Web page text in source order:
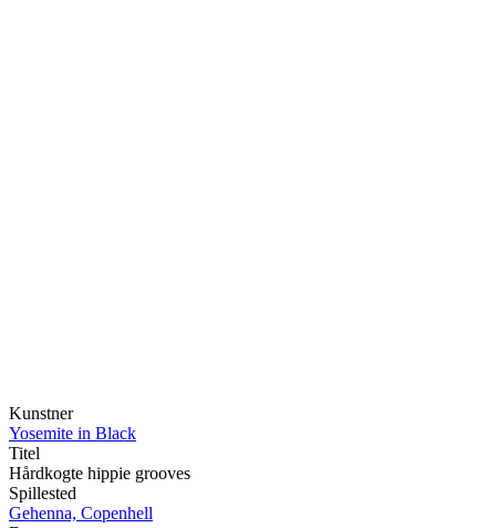
Kunstner
Yosemite in Black
Titel
Hårdkogte hippie grooves
Spillested
Gehenna, Copenhell